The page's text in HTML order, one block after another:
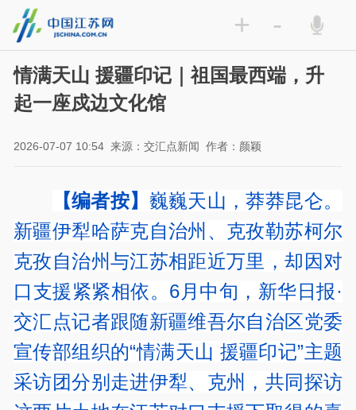
+ -
情满天山 援疆印记｜祖国最西端，升
起一座戍边文化馆
2026-07-07 10:54 来源：交汇点新闻 作者：颜颖
【编者按】 巍巍天山，莽莽昆仑。
新疆伊犁哈萨克自治州、克孜勒苏柯尔
克孜自治州与江苏相距近万里，却因对
口支援紧紧相依。6月中旬，新华日报·
交汇点记者跟随新疆维吾尔自治区党委
宣传部组织的“情满天山 援疆印记”主题
采访团分别走进伊犁、克州，共同探访